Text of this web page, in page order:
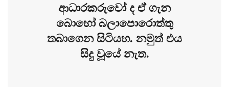
ආධාරකරුවෝ ද ඒ ගැන
බොහෝ බලාපොරොත්තු
තබාගෙන සිටියහ. නමුත් එය
සිදු වූයේ නැත.